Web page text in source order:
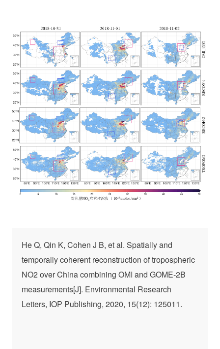
He Q, Qin K, Cohen J B, et al. Spatially and
temporally coherent reconstruction of tropospheric
NO2 over China combining OMI and GOME-2B
measurements[J]. Environmental Research
Letters, IOP Publishing, 2020, 15(12): 125011.